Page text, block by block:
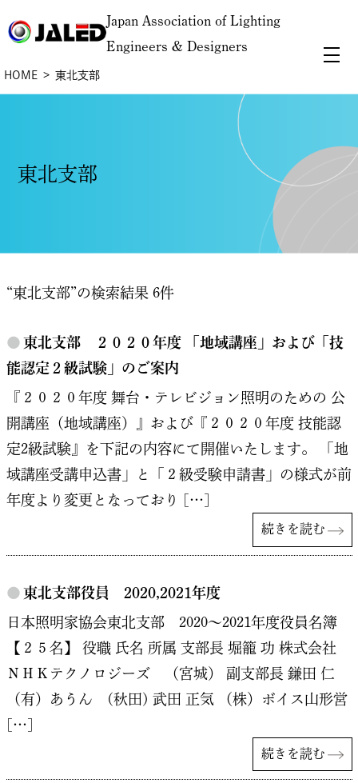
Japan Association of Lighting
Engineers & Designers
HOME 東北支部
東北支部
“東北支部”の検索結果 6件
● 東北支部 ２０２０年度 「地域講座」および「技
能認定２級試験」のご案内
『２０２０年度 舞台・テレビジョン照明のための 公
開講座（地域講座）』および『２０２０年度 技能認
定2級試験』を下記の内容にて開催いたします。 「地
域講座受講申込書」と「２級受験申請書」の様式が前
年度より変更となっており […]
続きを読む
● 東北支部役員 2020,2021年度
日本照明家協会東北支部 2020～2021年度役員名簿
【２５名】 役職 氏名 所属 支部長 堀籠 功 株式会社
ＮＨＫテクノロジーズ （宮城） 副支部長 鎌田 仁
（有）あうん (秋田) 武田 正気 （株）ボイス山形営
[…]
続きを読む